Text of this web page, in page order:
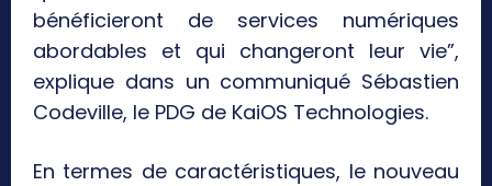
bénéficieront de services numériques
abordables et qui changeront leur vie”,
explique dans un communiqué Sébastien
Codeville, le PDG de KaiOS Technologies.
En termes de caractéristiques, le nouveau